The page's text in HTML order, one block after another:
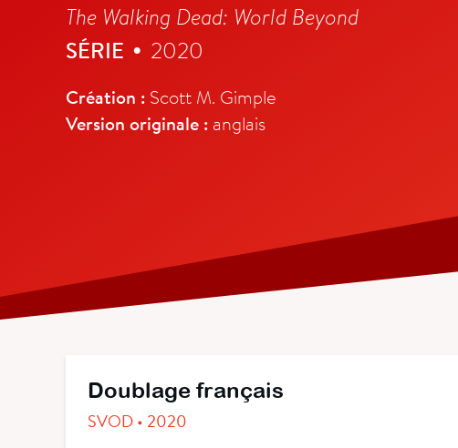
The Walking Dead: World Beyond
SÉRIE • 2020
Création : Scott M. Gimple
Version originale : anglais
Doublage français
SVOD • 2020